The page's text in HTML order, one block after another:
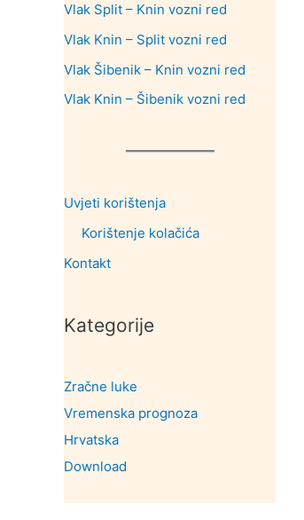
Vlak Split – Knin vozni red
Vlak Knin – Split vozni red
Vlak Šibenik – Knin vozni red
Vlak Knin – Šibenik vozni red
Uvjeti korištenja
Korištenje kolačića
Kontakt
Kategorije
Zračne luke
Vremenska prognoza
Hrvatska
Download